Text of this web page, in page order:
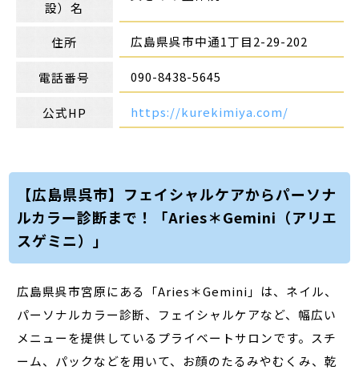
設）名
住所 広島県呉市中通1丁目2-29-202
電話番号 090-8438-5645
公式HP https://kurekimiya.com/
【広島県呉市】フェイシャルケアからパーソナ
ルカラー診断まで！「Aries＊Gemini（アリエ
スゲミニ）」
広島県呉市宮原にある「Aries＊Gemini」は、ネイル、
パーソナルカラー診断、フェイシャルケアなど、幅広い
メニューを提供しているプライベートサロンです。スチ
ーム、パックなどを用いて、お顔のたるみやむくみ、乾